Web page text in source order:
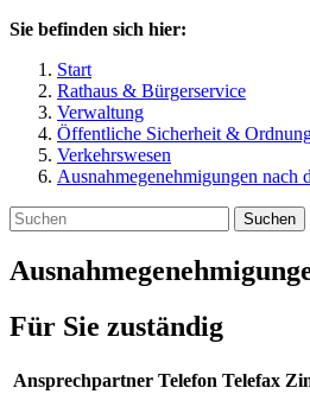
Sie befinden sich hier:
Start
Rathaus & Bürgerservice
Verwaltung
Öffentliche Sicherheit &
Verkehrswesen
Ausnahmegenehmigungen nach
Suchen
Für Sie zuständig
Ansprechpartner Telefon Telefax